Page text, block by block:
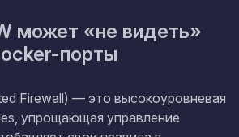
может «не видеть»
порты
Firewall) — это высокоуровневая
упрощающая управление